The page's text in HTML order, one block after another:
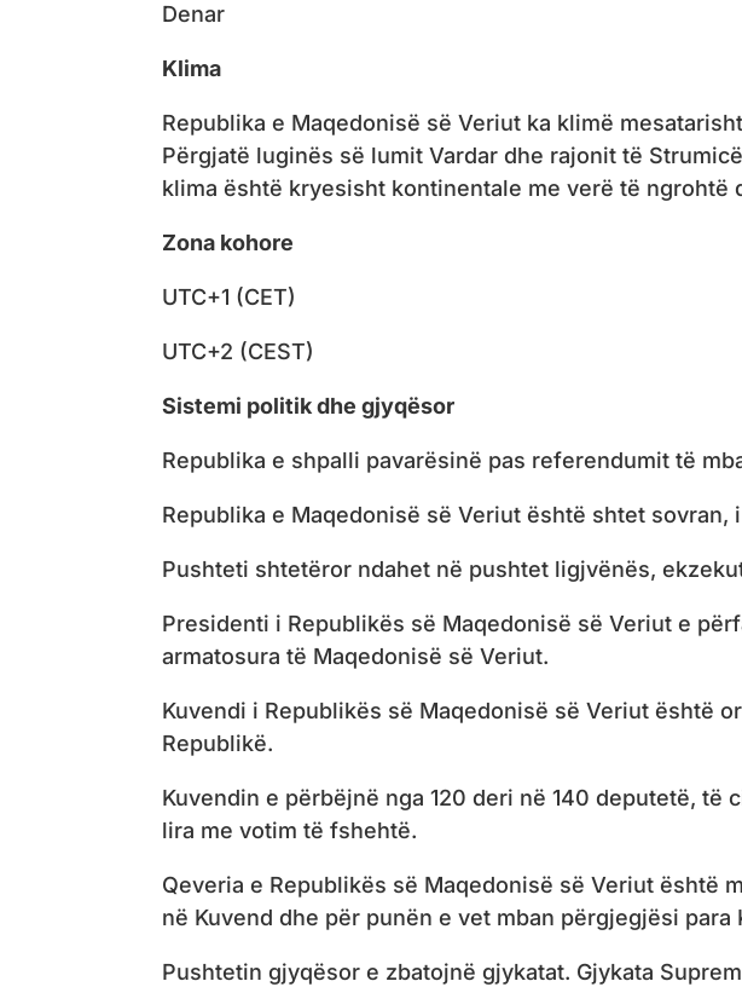
Denar
Klima
Republika e Maqedonisë së Veriut ka klimë
Përgjatë luginës së lumit Vardar dhe rajonit të
klima është kryesisht kontinentale me verë të
Zona kohore
UTC+1 (CET)
UTC+2 (CEST)
Sistemi politik dhe gjyqësor
Republika e shpalli pavarësinë pas referendumit të
Republika e Maqedonisë së Veriut është shtet sovran,
Pushteti shtetëror ndahet në pushtet ligjvënës,
Presidenti i Republikës së Maqedonisë së Veriut e
armatosura të Maqedonisë së Veriut.
Kuvendi i Republikës së Maqedonisë së Veriut është
Republikë.
Kuvendin e përbëjnë nga 120 deri në 140 deputetë,
lira me votim të fshehtë.
Qeveria e Republikës së Maqedonisë së Veriut është
në Kuvend dhe për punën e vet mban përgjegjësi
Pushtetin gjyqësor e zbatojnë gjykatat. Gjykata